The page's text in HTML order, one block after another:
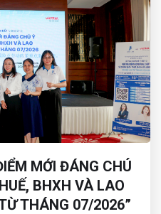
MỚI ĐÁNG CHÚ
BHXH VÀ LAO
THÁNG 07/2026”